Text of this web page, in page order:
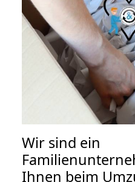
Wir sind ein
Ihnen beim